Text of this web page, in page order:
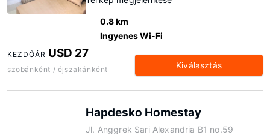
0.8 km
Ingyenes Wi-Fi
KEZDŐÁR USD 27
szobánként / éjszakánként Kiválasztás
Hapdesko Homestay
Jl. Anggrek Sari Alexandria B1 no.59